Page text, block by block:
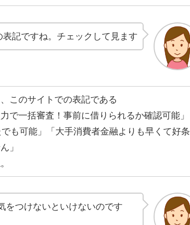
記ですね。チェックして見ます
このサイトでの表記である
で一括審査！事前に借りられるか確認可能」
も可能」「大手消費者金融よりも早くて好条
」
をつけないといけないのです